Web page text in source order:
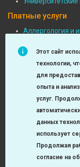
Платные услуги
Подвал:
Платные
услуги
Аллергология и
Функциональная
Детская
Лаборатория
Check-up
Этот сайт
технологии,
для
опыта и
услуг.
данных
использует
Продолжая
согласие на